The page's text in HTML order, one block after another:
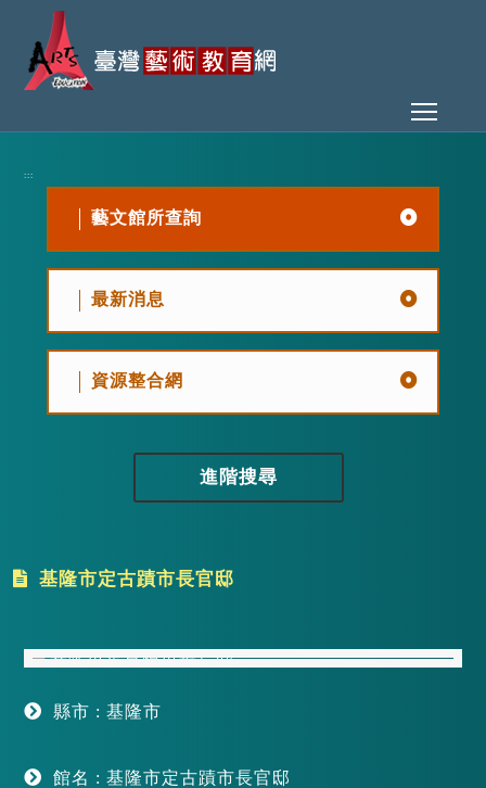
:::
藝文館所查詢
最新消息
資源整合網
進階搜尋
基隆市定古蹟市長官邸
縣市 : 基隆市
館名 : 基隆市定古蹟市長官邸